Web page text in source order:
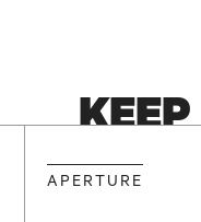
KEEP
APERTURE